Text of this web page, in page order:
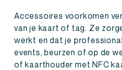
Accessoires voorkomen
van je kaart of tag. Ze
werkt en dat je
events, beurzen of op de
of kaarthouder met NFC